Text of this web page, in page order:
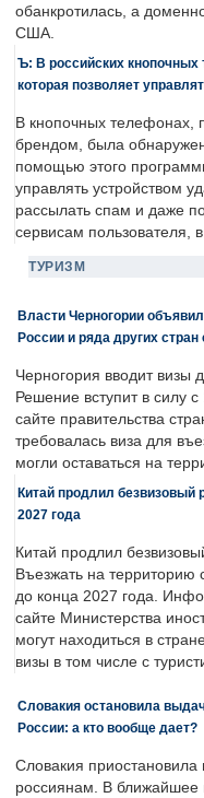
обанкротилась, а
США.
Ъ: В российских кнопочных
которая позволяет
В кнопочных телефонах,
брендом, была
помощью этого
управлять устройством
рассылать спам и даже
сервисам пользователя,
ТУРИЗМ
Власти Черногории
России и ряда других стран
Черногория вводит визы
Решение вступит в силу
сайте правительства
требовалась виза для
могли оставаться на
Китай продлил безвизовый
2027 года
Китай продлил
Въезжать на территорию
до конца 2027 года.
сайте Министерства
могут находиться в
визы в том числе с
Словакия остановила
России: а кто вообще дает?
Словакия приостановила
россиянам. В ближайшее